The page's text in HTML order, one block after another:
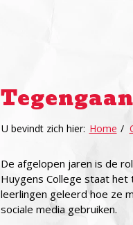
U bevindt zich hier: Home /
De afgelopen jaren is de
Huygens College staat
leerlingen geleerd hoe ze
sociale media gebruiken.